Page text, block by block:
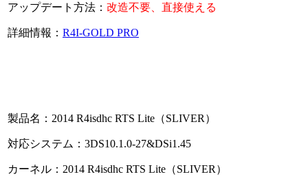
アップデート方法： 改造不要、直接使える
詳細情報： R4I-GOLD PRO
製品名：2014 R4isdhc RTS Lite（SLIVER）
対応システム：3DS10.1.0-27&DSi1.45
カーネル：2014 R4isdhc RTS Lite（SLIVER）